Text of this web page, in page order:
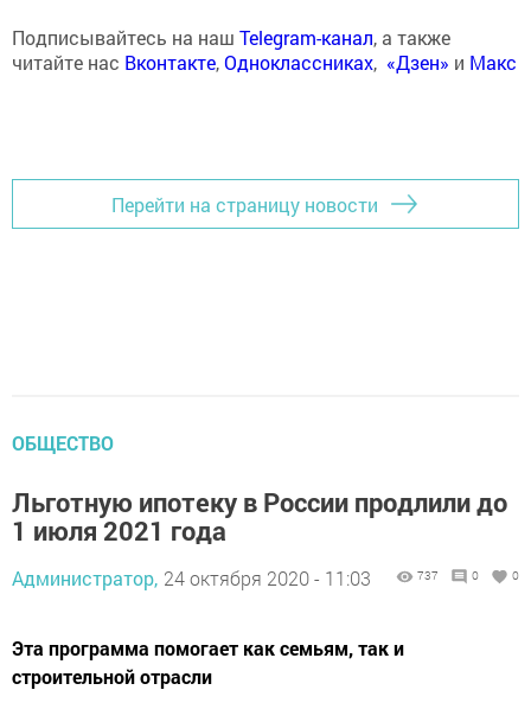
Подписывайтесь на наш Telegram-канал, а также
читайте нас Вконтакте,Одноклассниках, «Дзен» и Макс
Перейти на страницу новости
ОБЩЕСТВО
Льготную ипотеку в России продлили до
1 июля 2021 года
Администратор, 24 октября 2020 - 11:03 737 0 0
Эта программа помогает как семьям, так и
строительной отрасли